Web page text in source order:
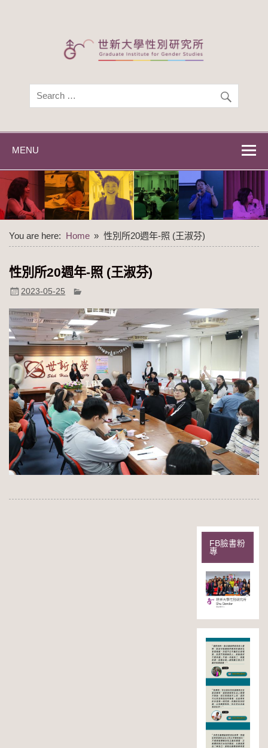
世新大學性別研
世新大學性別研究所
MENU
You are here: Home 性別所20週年-照 (王淑芬)
性別所20週年-照 (王淑芬)
2023-05-25
FB臉書粉
專